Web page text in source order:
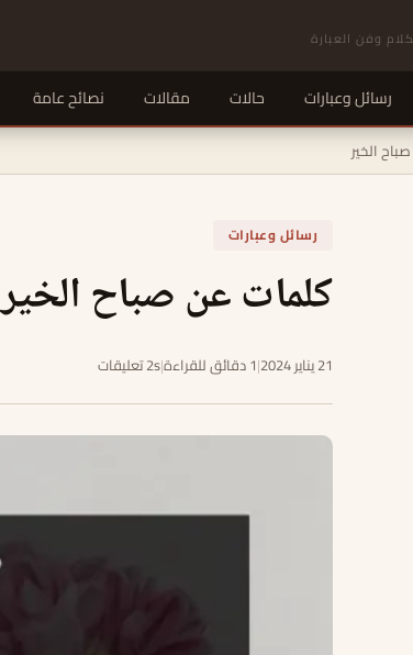
وفن العبارة
رسائل وعبارات حالات مقالات نصائح عامة
الخير
رسائل وعبارات
كلمات عن صباح الخير
21 يناير 2024 |1 دقائق للقراءة |2s تعليقات